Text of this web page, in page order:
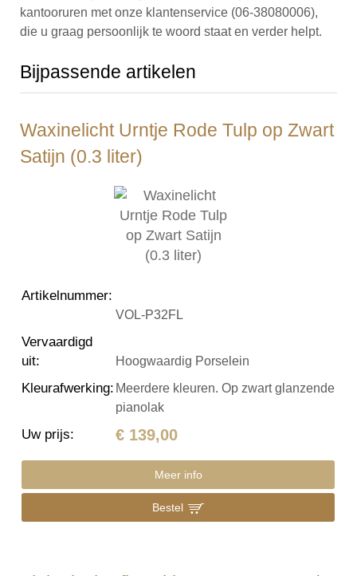
kantooruren met onze klantenservice (06-38080006),
die u graag persoonlijk te woord staat en verder helpt.
Bijpassende artikelen
Waxinelicht Urntje Rode Tulp op Zwart
Satijn (0.3 liter)
Artikelnummer:
VOL-P32FL
Vervaardigd
uit: Hoogwaardig Porselein
Kleurafwerking: Meerdere kleuren. Op zwart glanzende
pianolak
Uw prijs: € 139,00
Meer info
Bestel